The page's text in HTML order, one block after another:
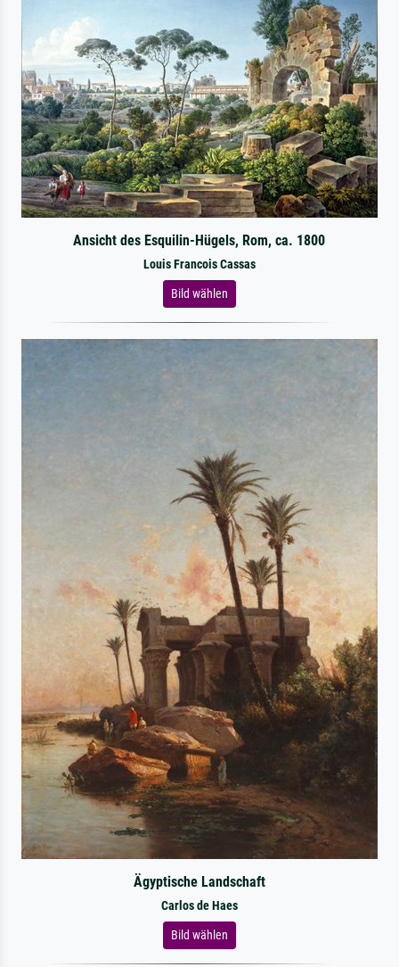
Ansicht des Esquilin-Hügels, Rom, ca. 1800
Louis Francois Cassas
Bild wählen
Ägyptische Landschaft
Carlos de Haes
Bild wählen